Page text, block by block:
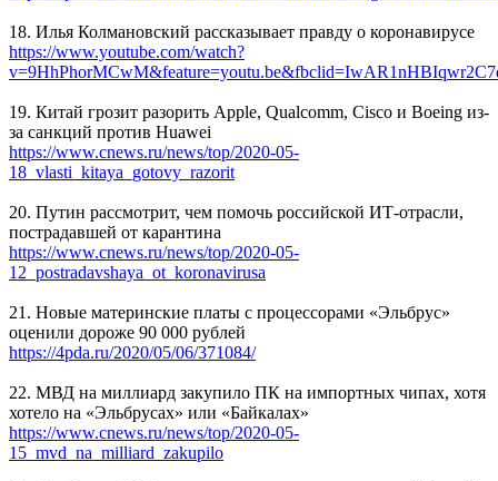
18. Илья Колмановский рассказывает правду о коронавирусе
https://www.youtube.com/watch?
19. Китай грозит разорить Apple, Qualcomm, Cisco и Boeing из-
за санкций против Huawei
https://www.cnews.ru/news/top/2020-05-
18_vlasti_kitaya_gotovy_razorit
20. Путин рассмотрит, чем помочь российской ИТ-отрасли,
пострадавшей от карантина
https://www.cnews.ru/news/top/2020-05-
12_postradavshaya_ot_koronavirusa
21. Новые материнские платы с процессорами «Эльбрус»
оценили дороже 90 000 рублей
https://4pda.ru/2020/05/06/371084/
22. МВД на миллиард закупило ПК на импортных чипах, хотя
хотело на «Эльбрусах» или «Байкалах»
https://www.cnews.ru/news/top/2020-05-
15_mvd_na_milliard_zakupilo